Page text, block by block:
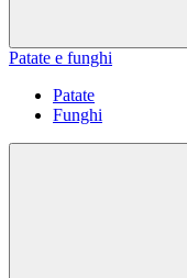
Patate e funghi
Patate
Funghi